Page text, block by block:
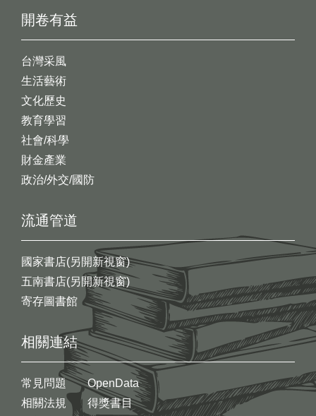
開卷有益
台灣采風
生活藝術
文化歷史
教育學習
社會/科學
財金產業
政治/外交/國防
流通管道
國家書店(另開新視窗)
五南書店(另開新視窗)
寄存圖書館
相關連結
常見問題
相關法規
OpenData
得獎書目